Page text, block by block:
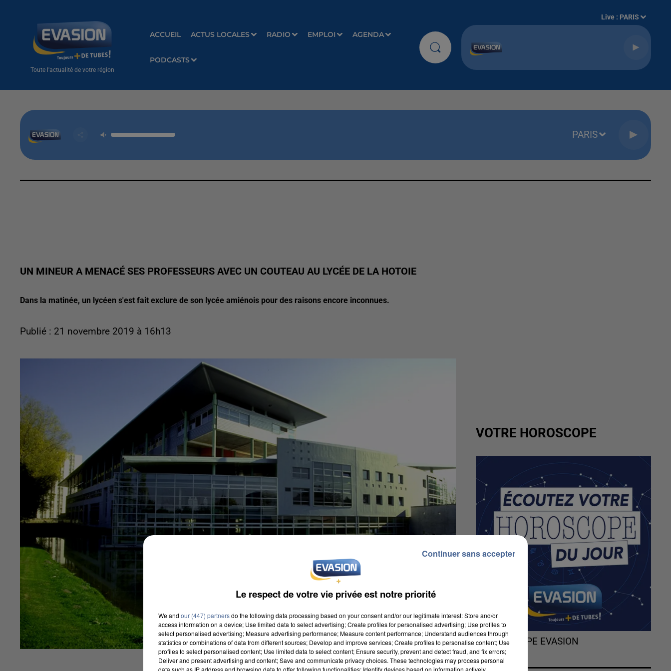
Toute l'actualité de votre région
ACCUEIL ACTUS LOCALES RADIO EMPLOI AGENDA
PODCASTS
Live : PARIS
PARIS
UN MINEUR A MENACÉ SES PROFESSEURS AVEC UN COUTEAU AU LYCÉE DE LA HOTOIE
Dans la matinée, un lycéen s'est fait exclure de son lycée amiénois pour des raisons encore inconnues.
Publié : 21 novembre 2019 à 16h13
VOTRE HOROSCOPE
L'HOROSCOPE EVASION
Le respect de votre vie privée est notre priorité
We and our (447) partnersdo the following data processing based on your consent and/or our legitimate interest: Store and/or
access information on a device; Use limited data to select advertising; Create profiles for personalised advertising; Use profiles to
select personalised advertising; Measure advertising performance; Measure content performance; Understand audiences through
statistics or combinations of data from different sources; Develop and improve services; Create profiles to personalise content; Use
profiles to select personalised content; Use limited data to select content; Ensure security, prevent and detect fraud, and fix errors;
Deliver and present advertising and content; Save and communicate privacy choices. These technologies may process personal
data such as IP address and browsing data to offer following functionalities: Identify devices based on information actively
Continuer sans accepter